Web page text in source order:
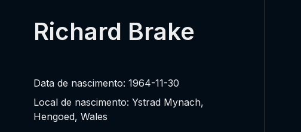
Richard Brake
Data de nascimento: 1964-11-30
Local de nascimento: Ystrad Mynach,
Hengoed, Wales